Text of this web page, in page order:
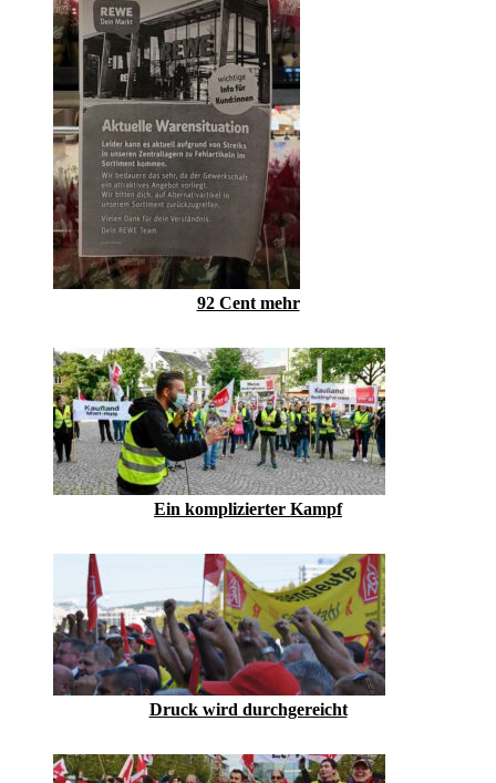
92 Cent mehr
Ein komplizierter Kampf
Druck wird durchgereicht